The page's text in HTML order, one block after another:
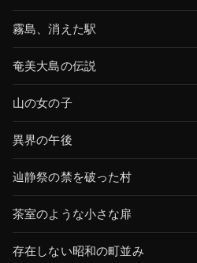
霧島、消えた駅
奄美大島の伝説
山の女の子
異界の午後
辿静祭の禁を破った村
茶室のような小さな扉
存在しない昭和の町並み